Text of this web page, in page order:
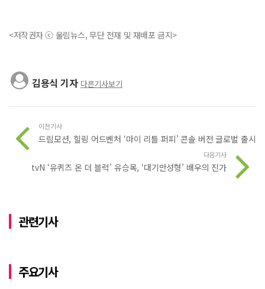
<저작권자 ⓒ 울림뉴스, 무단 전재 및 재배포 금지>
김용식 기자 다른기사보기
이전기사
드림모션, 힐링 어드벤처 ‘마이 리틀 퍼피’ 콘솔 버전 글로벌 출시
다음기사
tvN ‘유퀴즈 온 더 블럭’ 유승목, ‘대기만성형’ 배우의 진가
관련기사
주요기사